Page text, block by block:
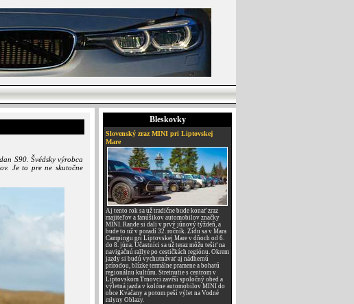
S90. Švédsky výrobca
Je to pre ne skutočne
Bleskovky
Slovenský zraz MINI pri Liptovskej
Mare
Aj tento rok sa už tradične bude konať zraz
majiteľov a fanúšikov automobilov značky
MINI. Rande si dali v prvý júnový týždeň, a
bude to už v poradí 32. ročník. Zídu sa v Mara
Campingu pri Liptovskej Mare v dňoch od 6.
do 8. júna. Účastníci sa už teraz môžu tešiť na
navigačnú rallye po cestičkách regiónu. Okrem
jazdy si budú vychutnávať aj nádhernú
prírodou, blízke termálne pramene a bohatú
regionálnu kultúru. Stretnutie s centrom v
Liptovskom Trnovci zavŕši spoločný obed a
výletná jazda v kolóne automobilov MINI do
obce Kvačany a potom peší výlet na Vodné
mlyny Oblazy.